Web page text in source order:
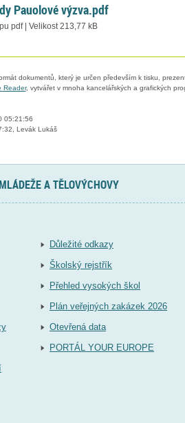
Pauolové výzva.pdf
pdf | Velikost 213,77 kB
dokumentů, který je určen především k tisku,
Reader, vytvářet v mnoha kancelářských a grafických
05:21:56
Levák Lukáš
A TĚLOVÝCHOVY
Důležité odkazy
Školský rejstřík
Přehled vysokých škol
Plán veřejných zakázek 2026
Otevřená data
PORTÁL YOUR EUROPE